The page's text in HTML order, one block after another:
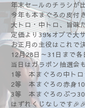
年末セールのチラシが
今年も本まぐろの皮付
大トロ・中トロ、旨味
定価より39%オブで大
お正月の主役はこれで
12月28日～31日まで
当日はガラポン抽選会
1等 本まぐろの中ト
2等 本まぐろの赤身
3等 本まぐろのぶつ
はずれくじなしです